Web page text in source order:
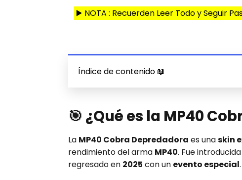
▶️ NOTA : Recuerden Leer Todo y Seguir
Índice de contenido 📖
🎯 ¿Qué es la MP40
La MP40 Cobra Depredadora es unaskin
rendimiento del arma MP40. Fue
regresado en 2025 con un evento especial.